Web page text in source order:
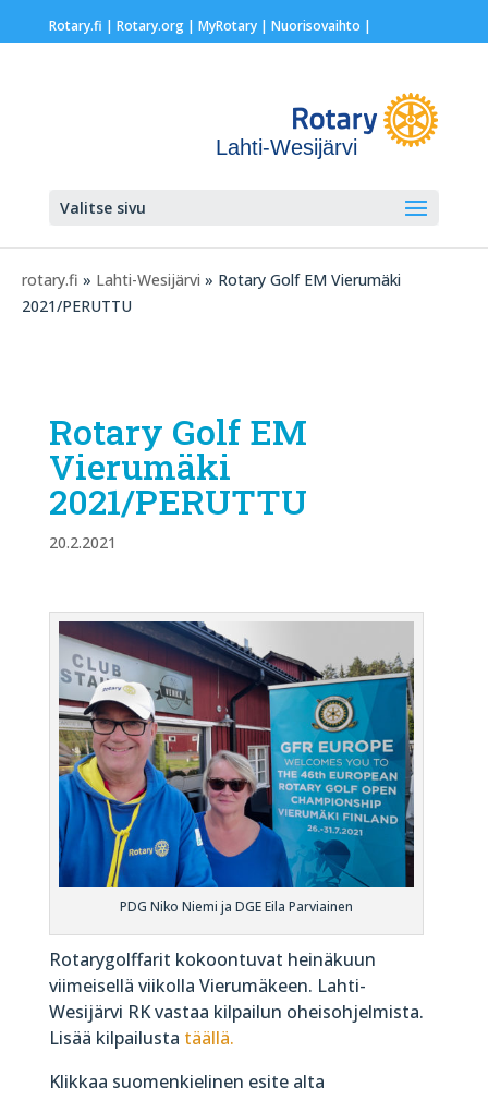
Rotary.fi | Rotary.org| MyRotary | Nuorisovaihto |
Lahti-Wesijärvi
Valitse sivu
rotary.fi » Lahti-Wesijärvi » Rotary Golf EM Vierumäki
2021/PERUTTU
Rotary Golf EM
Vierumäki
2021/PERUTTU
20.2.2021
PDG Niko Niemi ja DGE Eila Parviainen
Rotarygolffarit kokoontuvat heinäkuun
viimeisellä viikolla Vierumäkeen. Lahti-
Wesijärvi RK vastaa kilpailun oheisohjelmista.
Lisää kilpailusta täällä.
Klikkaa suomenkielinen esite alta